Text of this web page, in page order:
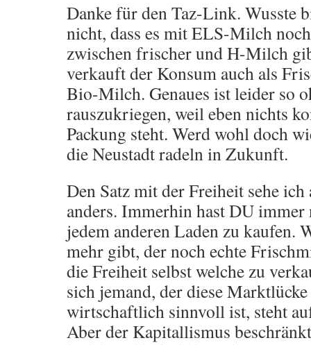
Danke für den Taz-Link. Wusste
nicht, dass es mit ELS-Milch
zwischen frischer und H-Milch
verkauft der Konsum auch als
Bio-Milch. Genaues ist leider so
rauszukriegen, weil eben nichts
Packung steht. Werd wohl doch
die Neustadt radeln in Zukunft.
Den Satz mit der Freiheit sehe
anders. Immerhin hast DU
jedem anderen Laden zu kaufen.
mehr gibt, der noch echte
die Freiheit selbst welche zu
sich jemand, der diese
wirtschaftlich sinnvoll ist, steht
Aber der Kapitallismus